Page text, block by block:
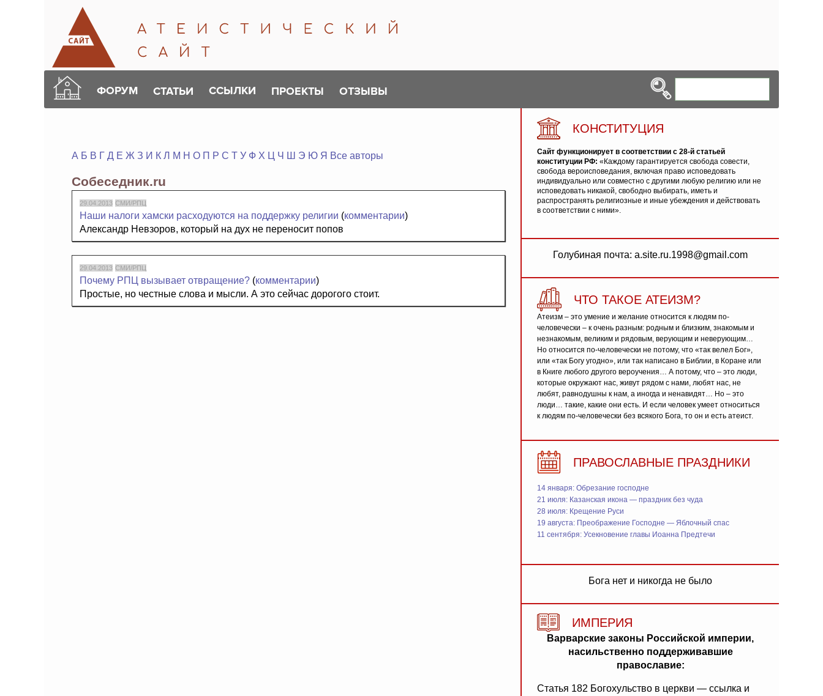
ФОРУМ СТАТЬИ ССЫЛКИ ПРОЕКТЫ ОТЗЫВЫ
А Б В Г Д Е Ж З И К Л М Н О П Р С Т У Ф Х Ц Ч Ш Э Ю Я Все авторы
Собеседник.ru
29.04.2013 СМИ/РПЦ
Наши налоги хамски расходуются на поддержку религии (комментарии)
Александр Невзоров, который на дух не переносит попов
29.04.2013 СМИ/РПЦ
Почему РПЦ вызывает отвращение? (комментарии)
Простые, но честные слова и мысли. А это сейчас дорогого стоит.
КОНСТИТУЦИЯ
Сайт функционирует в соответствии с 28-й статьей
конституции РФ: «Каждому гарантируется свобода совести,
свобода вероисповедания, включая право исповедовать
индивидуально или совместно с другими любую религию или не
исповедовать никакой, свободно выбирать, иметь и
распространять религиозные и иные убеждения и действовать
в соответствии с ними».
Голубиная почта: a.site.ru.1998@gmail.com
ЧТО ТАКОЕ АТЕИЗМ?
Атеизм – это умение и желание относится к людям по-
человечески – к очень разным: родным и близким, знакомым и
незнакомым, великим и рядовым, верующим и неверующим…
Но относится по-человечески не потому, что «так велел Бог»,
или «так Богу угодно», или так написано в Библии, в Коране или
в Книге любого другого вероучения… А потому, что – это люди,
которые окружают нас, живут рядом с нами, любят нас, не
любят, равнодушны к нам, а иногда и ненавидят… Но – это
люди… такие, какие они есть. И если человек умеет относиться
к людям по-человечески без всякого Бога, то он и есть атеист.
ПРАВОСЛАВНЫЕ ПРАЗДНИКИ
14 января: Обрезание господне
21 июля: Казанская икона — праздник без чуда
28 июля: Крещение Руси
19 августа: Преображение Господне — Яблочный спас
11 сентября: Усекновение главы Иоанна Предтечи
Бога нет и никогда не было
ИМПЕРИЯ
Варварские законы Российской империи,
насильственно поддерживавшие
православие:
Статья 182 Богохульство в церкви — ссылка и